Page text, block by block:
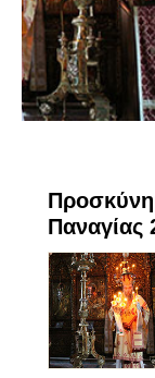
Παναγίας